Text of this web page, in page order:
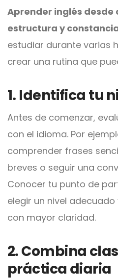
Aprender inglés desde
estructura y
estudiar durante varias
crear una rutina que
1. Identifica tu
Antes de comenzar,
con el idioma. Por
comprender frases
breves o seguir una
Conocer tu punto de
elegir un nivel
con mayor claridad.
2. Combina
práctica diaria